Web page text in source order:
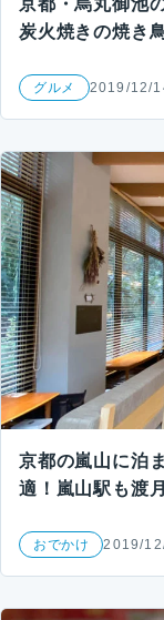
京都・烏丸御池
炭火焼きの焼き
グルメ 2019/12/
京都の嵐山に泊
適！嵐山駅も渡
おでかけ 2019/